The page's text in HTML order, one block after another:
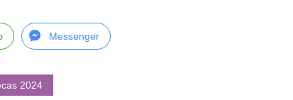
Messenger
2024